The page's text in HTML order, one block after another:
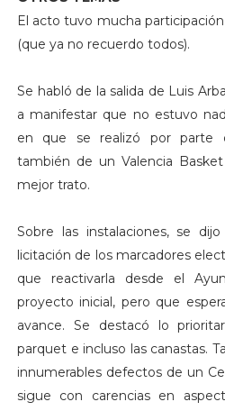
El acto tuvo mucha
(que ya no recuerdo todos).
Se habló de la salida de Luis
a manifestar que no estuvo
en que se realizó por parte
también de un Valencia
mejor trato.
Sobre las instalaciones, se
licitación de los marcadores
que reactivarla desde el
proyecto inicial, pero que
avance. Se destacó lo
parquet e incluso las canastas.
innumerables defectos de un
sigue con carencias en